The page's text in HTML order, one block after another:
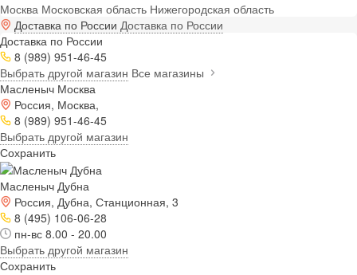
Москва Московская область Нижегородская область
Доставка по России Доставка по России
Доставка по России
8 (989) 951-46-45
Выбрать другой магазин Все магазины
Масленыч Москва
Россия, Москва,
8 (989) 951-46-45
Выбрать другой магазин
Сохранить
Масленыч Дубна
Россия, Дубна, Станционная, 3
8 (495) 106-06-28
пн-вс 8.00 - 20.00
Выбрать другой магазин
Сохранить